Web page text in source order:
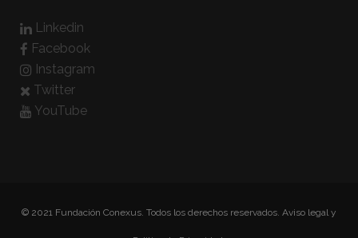
Linkedin
Facebook
Instagram
Twitter
YouTube
© 2021 Fundación Conexus. Todos los derechos reservados. Aviso legal y